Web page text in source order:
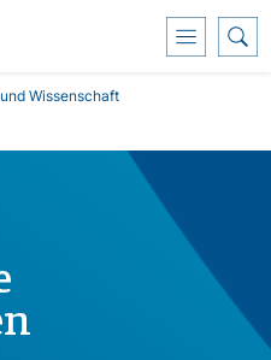
Wissenschaft